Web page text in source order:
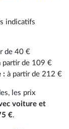
indicatifs
de 40 €
partir de 109 €
: à partir de 212 €
les prix
voiture et
€.